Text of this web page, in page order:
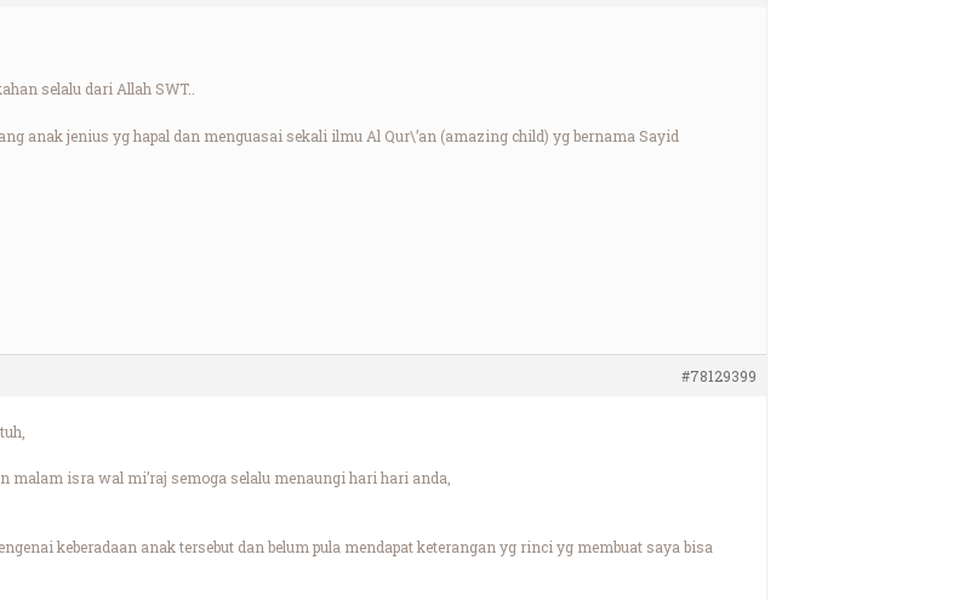
selalu dari Allah SWT..
anak jenius yg hapal dan menguasai sekali ilmu Al Qur\’an (amazing child) yg bernama Sayid
#78129399
malam isra wal mi’raj semoga selalu menaungi hari hari anda,
keberadaan anak tersebut dan belum pula mendapat keterangan yg rinci yg membuat saya bisa